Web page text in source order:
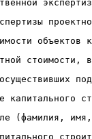
объектов
стоимости,
капитального
(фамилия,